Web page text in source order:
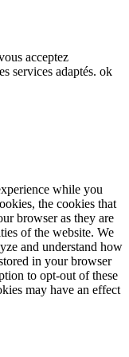
acceptez
services adaptés. ok
while you
the cookies that
browser as they are
of the website. We
and understand how
in your browser
to opt-out of these
may have an effect